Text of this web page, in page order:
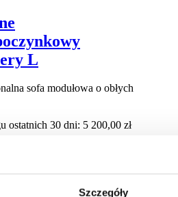
Szczegóły
L
sofa modułowa o obłych
ostatnich 30 dni: 5 200,00 zł